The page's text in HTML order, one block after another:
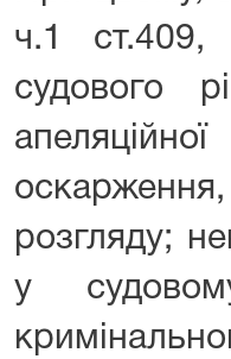
ч.1 ст.409,
судового
розгляду;
у